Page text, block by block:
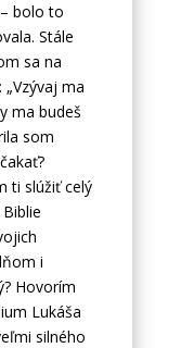
bolo to
Stále
sa na
ma
ma budeš
som
ti slúžiť celý
i
Hovorím
Lukáša
silného